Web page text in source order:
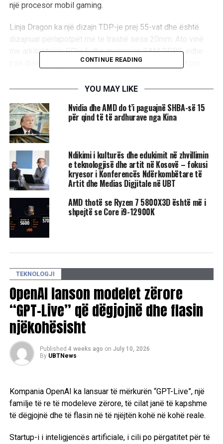
një procesor mobil gaming.
Linja Dragon ka një dizajn TDP-je prej 55-vat dhe është
dizajnuar përlapotpët më të trashë sesa 20mm. Ato vinë
me arkitekturën PCIe 5 dhe memorien RAM DDR5, edhe
pse disa modele mund të punojnë me më efikasitet por
“Phoenix” Ryzen 7000 Zen 4. Këta procesorë shkojnë për
laptopët e hollë nën 20mm dhe TDP prej 35-45 vat.
Edhe këta procesorë kanë arkitekturën PCIe 5, por vinë
vetëm me RAM LPDDR5.
Ryzen 7000 do të debutojë fillimisht në desktop këtë vit
me seritë Raphael për të zëvendësuar linjën Ryzen 5000.
Do të jenë procesorët e parë Zen 4 me platformën AM5
dhe arkitekturën TSMC 5-nanometër.
AMD nuk ka zbuluar detajet e linjës Dragon dhe Phoenix,
Sa i takon financave, AMD theu pritshmëritë duke gjeneruar
5.89 miliardë dollarë, një rritje me 71% në shitje nga viti në
vit./PCWorldAlbanian
RELATED TOPICS: AMD
UP NEXT
Koreja Veriore lanson raketë të re, vjen reagimi nga
fqinji i saj
Hong Kong: Studenti dënohet me pesë vjet për mesazhet
e tij në Telegram
CONTINUE READING
YOU MAY LIKE
Nvidia dhe AMD do t’i paguajnë SHBA-së 15
për qind të të ardhurave nga Kina
Ndikimi i kulturës dhe edukimit në zhvillimin
e teknologjisë dhe artit në Kosovë – fokusi
kryesor i Konferencës Ndërkombëtare të
Artit dhe Medias Digjitale në UBT
AMD thotë se Ryzen 7 5800X3D është më i
shpejtë se Core i9-12900K
TEKNOLOGJI
OpenAI lanson modelet zërore
“GPT-Live” që dëgjojnë dhe flasin
njëkohësisht
Published 4 weeks ago on July 10, 2026
By UBTNews
Kompania OpenAI ka lansuar të mërkurën “GPT-Live”, një
familje të re të modeleve zërore, të cilat janë të kapshme
të dëgjojnë dhe të flasin në të njëjtën kohë në kohë reale.
Startup-i i inteligjencës artificiale, i cili po përgatitet për të